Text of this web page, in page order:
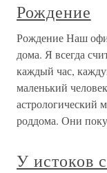
Рождение
Рождение Наш
дома. Я всегда
каждый час,
маленький
астрологический
роддома. Они
У истоков